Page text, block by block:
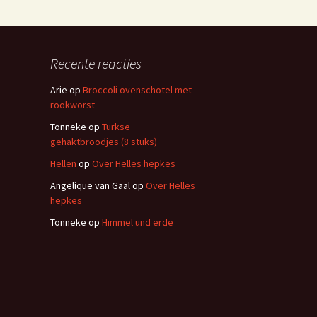
Recente reacties
Arie op Broccoli ovenschotel met
rookworst
Tonneke op Turkse
gehaktbroodjes (8 stuks)
Hellen op Over Helles hepkes
Angelique van Gaalop Over Helles
hepkes
Tonneke op Himmel und erde